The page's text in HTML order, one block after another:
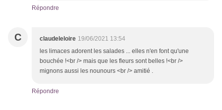
Répondre
C claudeleloire 19/06/2021 13:54
les limaces adorent les salades ... elles n'en font qu'une
bouchée !<br /> mais que les fleurs sont belles !<br />
mignons aussi les nounours <br /> amitié .
Répondre